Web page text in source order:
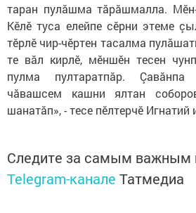
таран пулăшма тăрăшмалла.
Кӗлӗ туса елейпе сӗрни этеме
тӗрлӗ чир-чӗртен тасалма
те вăл кирлӗ, мӗншӗн тесен
пулма пултаратпăр. Çавăнпа
чăвашсем кашни ялтан
шанатăп», - тесе пӗлтерчӗ Игнатий
Следите за самым важным
Telegram-канале Татмедиа